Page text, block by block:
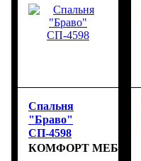
Спальня
"Браво"
СП-4598
КОМФОРТ МЕБЛІ